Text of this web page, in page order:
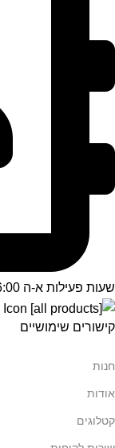
שעות פעילות א-ה 09:00-16:00
קישורים שימושיים
חנות
אודות
קטלוגים